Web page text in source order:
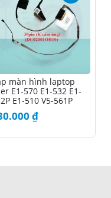
màn hình laptop
E1-570 E1-532 E1-
E1-510 V5-561P
₫